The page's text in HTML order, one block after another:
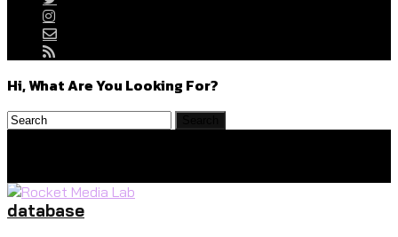
Hi, What Are You Looking For?
database